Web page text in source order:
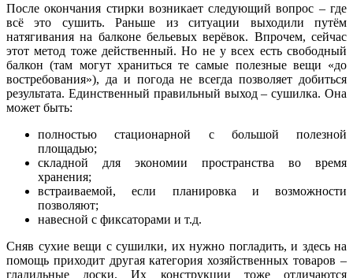
После окончания стирки возникает следующий вопрос – где
всё это сушить. Раньше из ситуации выходили путём
натягивания на балконе бельевых верёвок. Впрочем, сейчас
этот метод тоже действенный. Но не у всех есть свободный
балкон (там могут храниться те самые полезные вещи «до
востребования»), да и погода не всегда позволяет добиться
результата. Единственный правильный выход – сушилка. Она
может быть:
полностью стационарной с большой полезной
площадью;
складной для экономии пространства во время
хранения;
встраиваемой, если планировка и возможности
позволяют;
навесной с фиксаторами и т.д.
Сняв сухие вещи с сушилки, их нужно погладить, и здесь на
помощь приходит другая категория хозяйственных товаров –
гладильные доски. Их конструкции тоже отличаются